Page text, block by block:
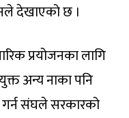
देखाएको छ ।
प्रयोजनका लागि
अन्य नाका पनि
गर्न संघले सरकारको